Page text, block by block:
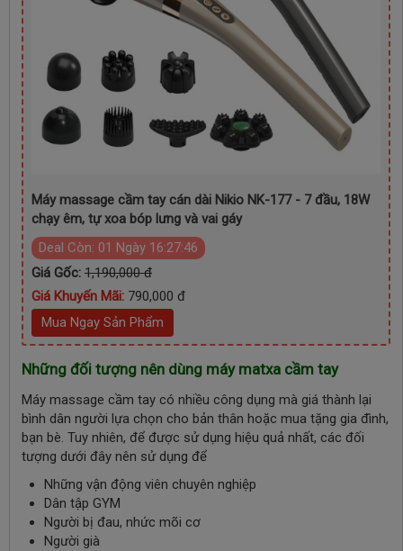
Máy massage cầm tay cán dài Nikio NK-177 - 7 đầu, 18W
chạy êm, tự xoa bóp lưng và vai gáy
Deal Còn: 01 Ngày 16:27:46
Giá Gốc: 1,190,000 đ
Giá Khuyến Mãi: 790,000 đ
Mua Ngay Sản Phẩm
Những đối tượng nên dùng máy matxa cầm tay
Máy massage cầm tay có nhiều công dụng mà giá thành lại
bình dân người lựa chọn cho bản thân hoặc mua tặng gia đình,
bạn bè. Tuy nhiên, để được sử dụng hiệu quả nhất, các đối
tượng dưới đây nên sử dụng để
Những vận động viên chuyên nghiệp
Dân tập GYM
Người bị đau, nhức mõi cơ
Người già